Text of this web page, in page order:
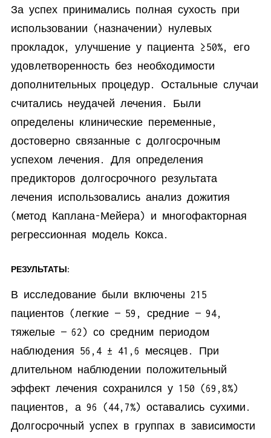
За успех принимались полная сухость при
использовании (назначении) нулевых
прокладок, улучшение у пациента ≥50%, его
удовлетворенность без необходимости
дополнительных процедур. Остальные случаи
считались неудачей лечения. Были
определены клинические переменные,
достоверно связанные с долгосрочным
успехом лечения. Для определения
предикторов долгосрочного результата
лечения использовались анализ дожития
(метод Каплана-Мейера) и многофакторная
регрессионная модель Кокса.
РЕЗУЛЬТАТЫ:
В исследование были включены 215
пациентов (легкие — 59, средние — 94,
тяжелые — 62) со средним периодом
наблюдения 56,4 ± 41,6 месяцев. При
длительном наблюдении положительный
эффект лечения сохранился у 150 (69,8%)
пациентов, а 96 (44,7%) оставались сухими.
Долгосрочный успех в группах в зависимости